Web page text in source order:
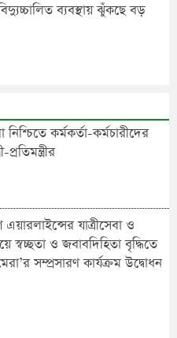
ব্যবস্থায় ঝুঁকছে বড়
নিশ্চিতে কর্মকর্তা-কর্মচারীদের
প্রতিমন্ত্রীর
এয়ারলাইন্সের যাত্রীসেবা ও
স্বচ্ছতা ও জবাবদিহিতা বৃদ্ধিতে
সম্প্রসারণ কার্যক্রম উদ্বোধন